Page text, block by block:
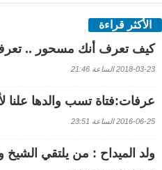
الأكثر قراءة
كيف تعرف أنك مسحور ..
2018-03-23 الساعة 21:46
عرفات:فتاة تسب والدها علنا
2016-06-25 الساعة 23:51
ولد الميداح : من يلتقي